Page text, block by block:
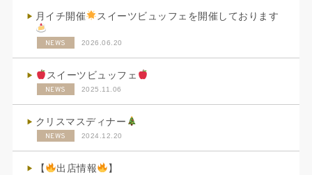
月イチ開催 スイーツビュッフェを開催しております
NEWS 2026.06.20
スイーツビュッフェ
NEWS 2025.11.06
クリスマスディナー
NEWS 2024.12.20
【 出店情報 】